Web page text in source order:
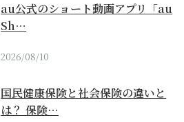
au公式のショート動画アプリ「au
Sh…
2026/08/10
国民健康保険と社会保険の違いと
は？ 保険…